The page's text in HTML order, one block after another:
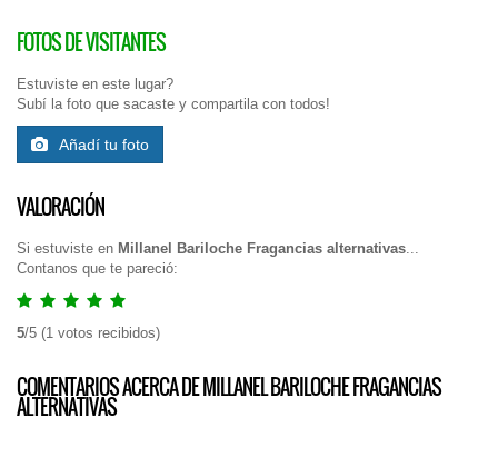
FOTOS DE VISITANTES
Estuviste en este lugar?
Subí la foto que sacaste y compartila con todos!
Añadí tu foto
VALORACIÓN
Si estuviste en Millanel Bariloche Fragancias alternativas...
Contanos que te pareció:
5/5 (1 votos recibidos)
COMENTARIOS ACERCA DE MILLANEL BARILOCHE FRAGANCIAS
ALTERNATIVAS